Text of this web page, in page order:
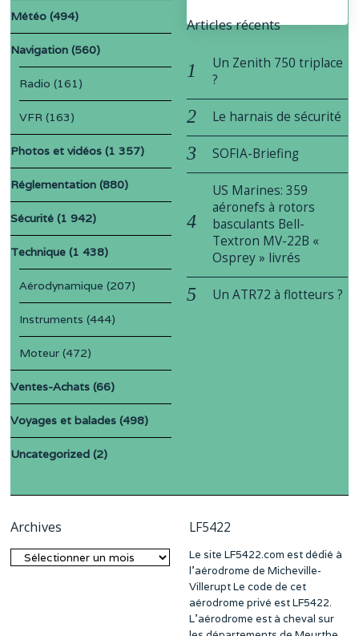
Météo (494)
Navigation (560)
Radio (161)
VFR (163)
Photos et vidéos (1 357)
Réglementation (880)
Sécurité (1 942)
Technique (1 438)
Aérodynamique (207)
Instruments (444)
Moteur (472)
Ventes-Achats (66)
Voyages et balades (498)
Uncategorized (2)
Articles récents
Un Zenith 750 triplace
?
Le harnais de sécurité
SOFIA-Briefing
US Marines: 359
aéronefs à rotors
basculants Bell-
Textron MV-22B «
Osprey » livrés
Un ATR72 à flotteurs ?
Archives
Archives
LF5422
Le site LF5422.com est dédié à
l’aérodrome de Micheville-
Villerupt Le code de cet
aérodrome privé est LF5422.
L’aérodrome est à cheval sur